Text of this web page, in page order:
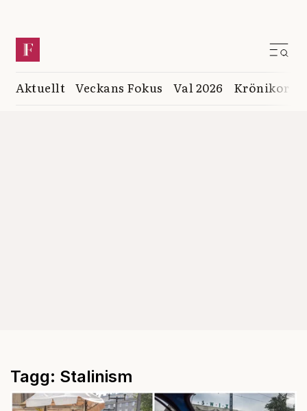
Aktuellt Veckans Fokus Val 2026 Krönikor
Tagg: Stalinism